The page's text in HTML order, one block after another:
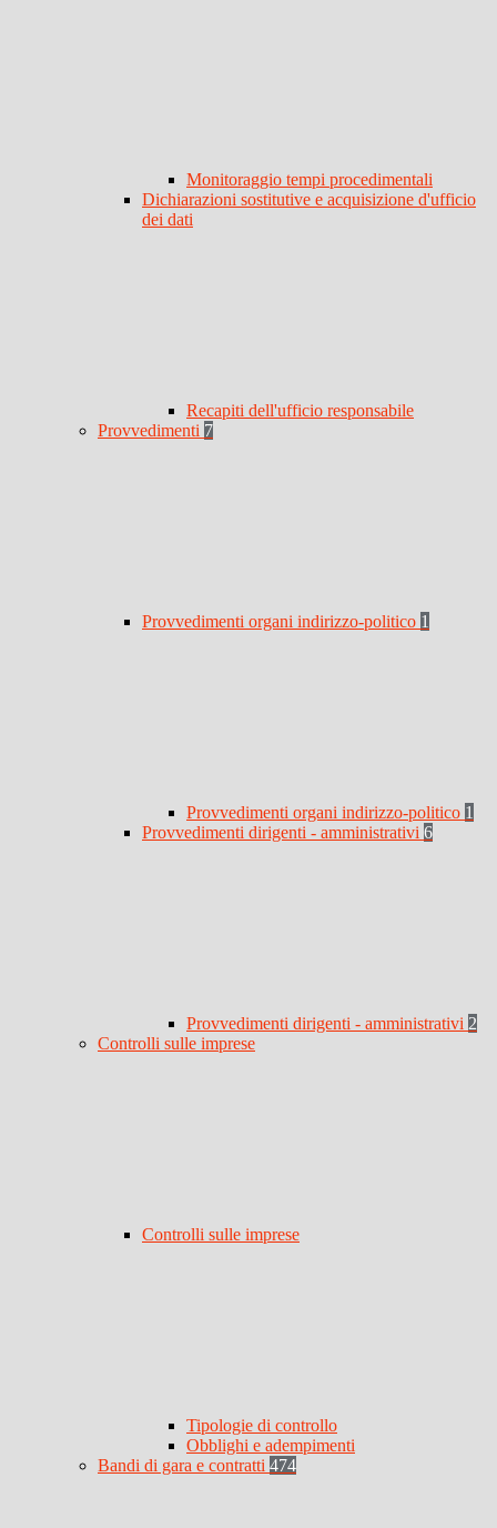
Monitoraggio tempi procedimentali
Dichiarazioni sostitutive e acquisizione d'ufficio
dei dati
Recapiti dell'ufficio responsabile
Provvedimenti 7
Provvedimenti organi indirizzo-politico 1
Provvedimenti organi indirizzo-politico 1
Provvedimenti dirigenti - amministrativi 6
Provvedimenti dirigenti - amministrativi 2
Controlli sulle imprese
Controlli sulle imprese
Tipologie di controllo
Obblighi e adempimenti
Bandi di gara e contratti 474